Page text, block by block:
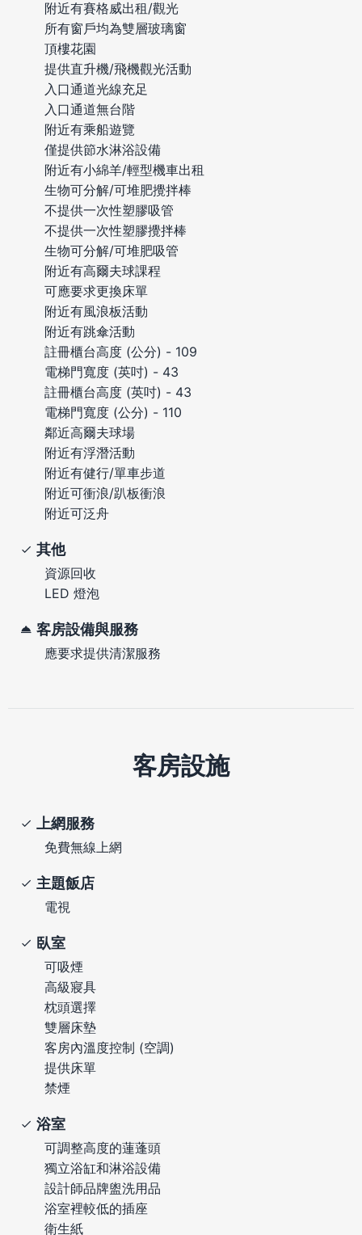
附近有賽格威出租/觀光
所有窗戶均為雙層玻璃窗
頂樓花園
提供直升機/飛機觀光活動
入口通道光線充足
入口通道無台階
附近有乘船遊覽
僅提供節水淋浴設備
附近有小綿羊/輕型機車出租
生物可分解/可堆肥攪拌棒
不提供一次性塑膠吸管
不提供一次性塑膠攪拌棒
生物可分解/可堆肥吸管
附近有高爾夫球課程
可應要求更換床單
附近有風浪板活動
附近有跳傘活動
註冊櫃台高度 (公分) - 109
電梯門寬度 (英吋) - 43
註冊櫃台高度 (英吋) - 43
電梯門寬度 (公分) - 110
鄰近高爾夫球場
附近有浮潛活動
附近有健行/單車步道
附近可衝浪/趴板衝浪
附近可泛舟
其他
資源回收
LED 燈泡
客房設備與服務
應要求提供清潔服務
客房設施
上網服務
免費無線上網
主題飯店
電視
臥室
可吸煙
高級寢具
枕頭選擇
雙層床墊
客房內溫度控制 (空調)
提供床單
禁煙
浴室
可調整高度的蓮蓬頭
獨立浴缸和淋浴設備
設計師品牌盥洗用品
浴室裡較低的插座
衛生紙